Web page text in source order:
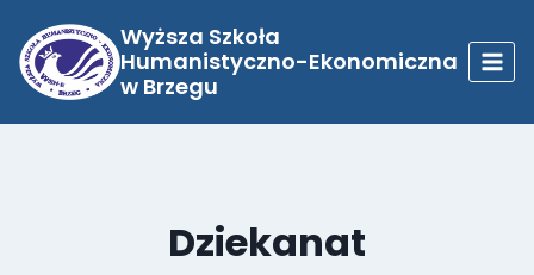
treści
Wyższa Szkoła
Humanistyczno-Ekonomiczna
w Brzegu
Dziekanat